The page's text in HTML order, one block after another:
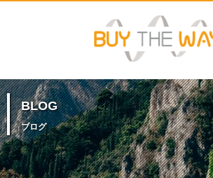
BLOG
ブログ